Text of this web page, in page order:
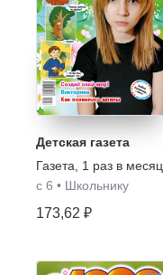
Детская газета
Газета
1 раз в месяц
с 6 • Школьнику
173,62 ₽